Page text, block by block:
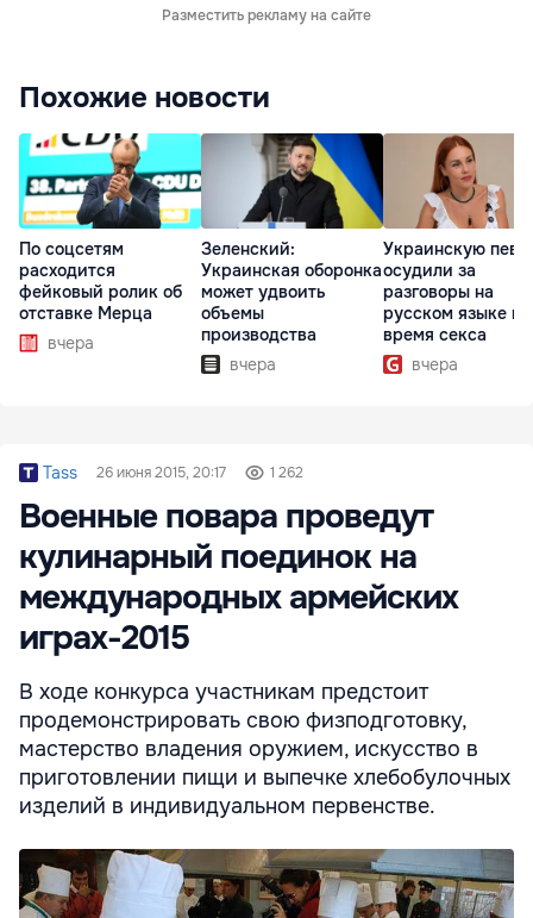
Разместить рекламу на сайте
Похожие новости
По соцсетям
расходится
фейковый ролик об
отставке Мерца
вчера
Зеленский:
Украинская оборонка
может удвоить
объемы
производства
вчера
Украинскую
осудили за
разговоры на
русском языке во
время секса
вчера
Tass 26 июня 2015, 20:17 1 262
Военные повара проведут
кулинарный поединок на
международных армейских
играх-2015
В ходе конкурса участникам предстоит
продемонстрировать свою физподготовку,
мастерство владения оружием, искусство в
приготовлении пищи и выпечке хлебобулочных
изделий в индивидуальном первенстве.